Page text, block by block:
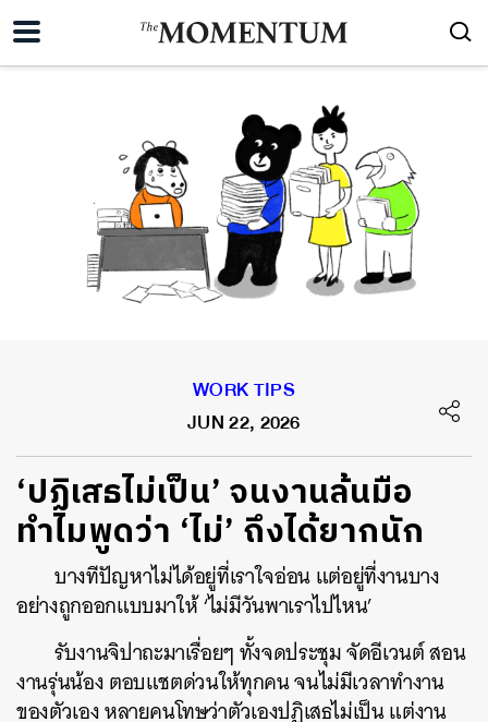
WORK TIPS
JUN 22, 2026
‘ปฏิเสธไม่เป็น’ จนงานล้นมือ
ทำไมพูดว่า ‘ไม่’ ถึงได้ยากนัก
บางทีปัญหาไม่ได้อยู่ที่เราใจอ่อน แต่อยู่ที่งานบาง
อย่างถูกออกแบบมาให้ ‘ไม่มีวันพาเราไปไหน’
รับงานจิปาถะมาเรื่อยๆ ทั้งจดประชุม จัดอีเวนต์ สอน
งานรุ่นน้อง ตอบแชตด่วนให้ทุกคน จนไม่มีเวลาทำงาน
ของตัวเอง หลายคนโทษว่าตัวเองปฏิเสธไม่เป็น แต่งาน